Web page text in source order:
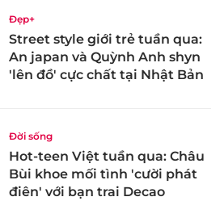
Đẹp+
Street style giới trẻ tuần qua:
An japan và Quỳnh Anh shyn
'lên đồ' cực chất tại Nhật Bản
Đời sống
Hot-teen Việt tuần qua: Châu
Bùi khoe mối tình 'cười phát
điên' với bạn trai Decao